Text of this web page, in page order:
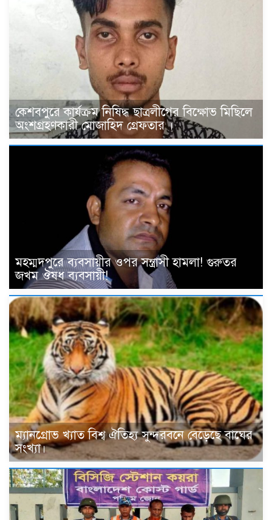
কেশবপুরে কার্যক্রম নিষিদ্ধ ছাত্রলীগের বিক্ষোভ মিছিলে
অংশগ্রহণকারী মোজাহিদ গ্রেফতার ।
মহম্মদপুরে ব্যবসায়ীর ওপর সন্ত্রাসী হামলা! গুরুতর
জখম ঔষধ ব্যবসায়ী!
ম্যানগ্রোভ খ্যাত বিশ্ব ঐতিহ্য সুন্দরবনে বেড়েছে বাঘের
সংখ্যা।